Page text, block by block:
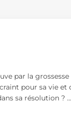
par la
pour sa vie
sa résolution ?...